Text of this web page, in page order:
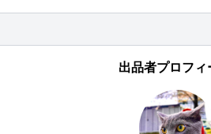
出品者プロフィ